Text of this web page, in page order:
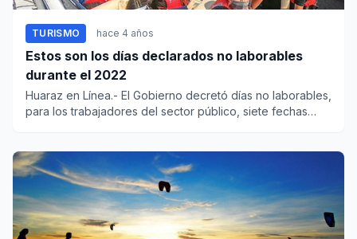
TURISMO hace 4 años
Estos son los días declarados no laborables
durante el 2022
Huaraz en Línea.- El Gobierno decretó días no laborables,
para los trabajadores del sector público, siete fechas